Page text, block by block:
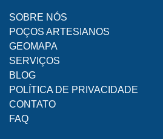
SOBRE NÓS
POÇOS ARTESIANOS
GEOMAPA
SERVIÇOS
BLOG
POLÍTICA DE PRIVACIDADE
CONTATO
FAQ